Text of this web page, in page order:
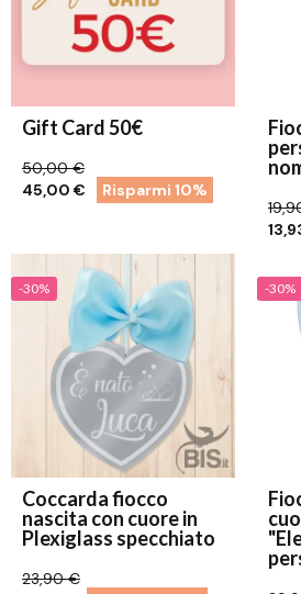
Gift Card 50€
50,00 €
45,00 €
Risparmi 10%
-30%
Coccarda fiocco
nascita con cuore in
Plexiglass specchiato
23,90 €
-30%